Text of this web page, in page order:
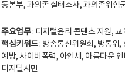
동본부, 과의존 실태조사, 과의존위험
주요업무: 디지털윤리 콘텐츠 지원, 교
핵심키워드: 방송통신위원회, 방통위,
예방, 사이버폭력, 아인세, 아름다운
디지털시민